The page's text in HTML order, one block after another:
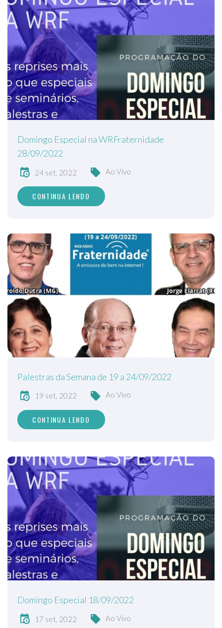
Domingo Especial na WRFraternidade
28/09/2022
24 set, 2022 Ao Vivo
CONTINUA LENDO
Palestras da Semana de 19 a 24/09/2022
19 set, 2022 Ao Vivo
CONTINUA LENDO
Domingo Especial 18/09/2022
17 set, 2022 Ao Vivo